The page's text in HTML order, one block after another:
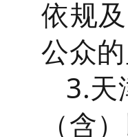
依规
公众的
3.天
（含